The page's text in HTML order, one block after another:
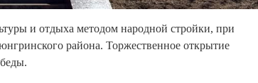
и отдыха методом народной стройки, при
района. Торжественное открытие